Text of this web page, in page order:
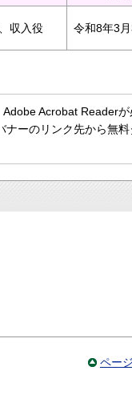
収入役 令和8年3
Acrobat Readerが
ーのリンク先から無料
ペー